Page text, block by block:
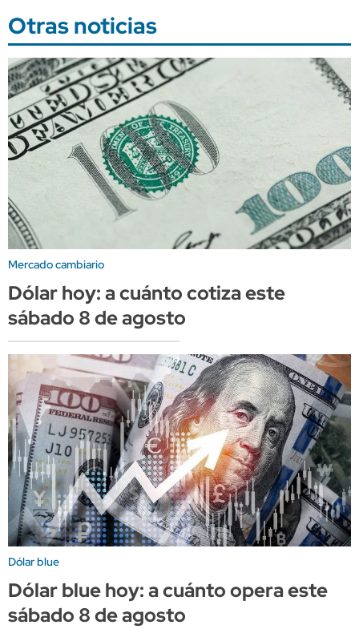
Otras noticias
Mercado cambiario
Dólar hoy: a cuánto cotiza este
sábado 8 de agosto
Dólar blue
Dólar blue hoy: a cuánto opera este
sábado 8 de agosto